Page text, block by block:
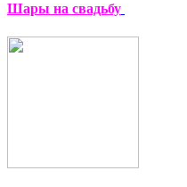
Шары на свадьбу